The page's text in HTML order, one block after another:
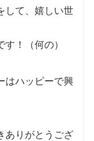
して、嬉しい世
！（何の）
はハッピーで興
ありがとうござ